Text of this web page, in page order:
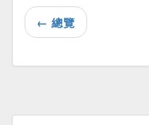
← 總覽